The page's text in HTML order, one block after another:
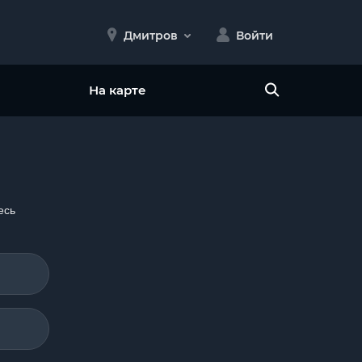
Дмитров Войти
На карте